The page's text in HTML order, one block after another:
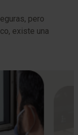
pero
existe una